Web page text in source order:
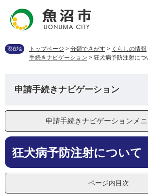
先
を現在地 トップページ > 分類でさがす > くらしの情報
手続きナビゲーション > 狂犬病予防注射につ
申請手続きナビゲーション
申請手続きナビゲーションメ
本
狂犬病予防注射について
ページ内目次